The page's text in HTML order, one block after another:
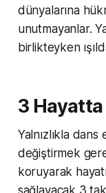
dünyalarına
unutmayanlar.
birlikteyken
3
Yalnızlıkla
değiştirmek
koruyarak